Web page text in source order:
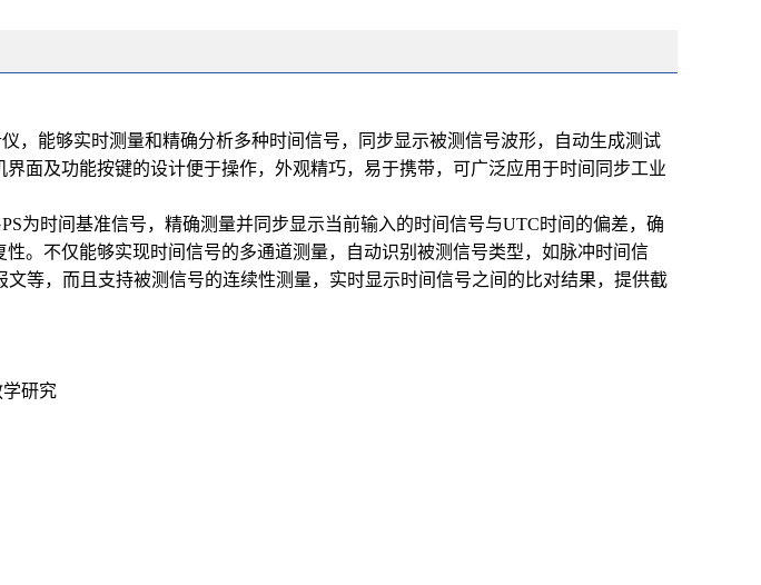
，能够实时测量和精确分析多种时间信号，同步显示被测信号波形，自动生成测试
面及功能按键的设计便于操作，外观精巧，易于携带，可广泛应用于时间同步工业
为时间基准信号，精确测量并同步显示当前输入的时间信号与UTC时间的偏差，确
。不仅能够实现时间信号的多通道测量，自动识别被测信号类型，如脉冲时间信
等，而且支持被测信号的连续性测量，实时显示时间信号之间的比对结果，提供截
研究